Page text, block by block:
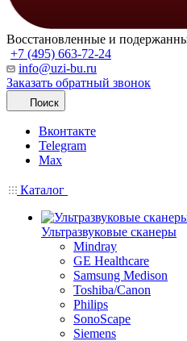
Восстановленные и
+7 (495) 663-72-24
info@uzi-bu.ru
Заказать обратный звонок
Поиск
Вконтакте
Telegram
Max
Каталог
Ультразвуковые сканеры
Mindray
GE Healthcare
Samsung Medison
Toshiba/Canon
Philips
SonoScape
Siemens